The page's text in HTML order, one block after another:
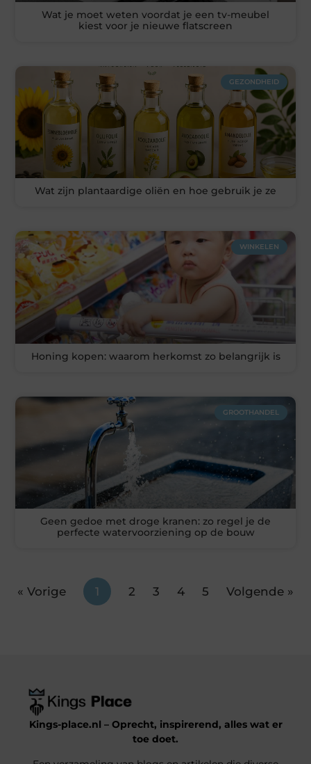
Wat je moet weten voordat je een tv-meubel
kiest voor je nieuwe flatscreen
GEZONDHEID
Wat zijn plantaardige oliën en hoe gebruik je ze
WINKELEN
Honing kopen: waarom herkomst zo belangrijk is
GROOTHANDEL
Geen gedoe met droge kranen: zo regel je de
perfecte watervoorziening op de bouw
« Vorige 1 2 3 4 5 Volgende »
Kings-place.nl – Oprecht, inspirerend, alles wat er
toe doet.